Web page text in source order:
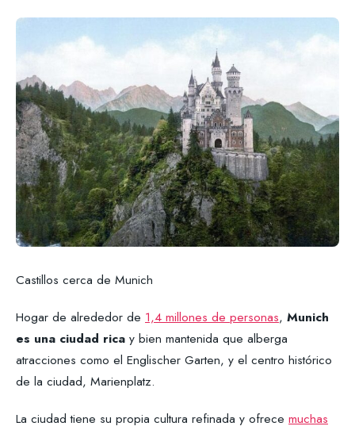
Castillos cerca de Munich
Hogar de alrededor de 1,4 millones de personas, Munich
es una ciudad rica y bien mantenida que alberga
atracciones como el Englischer Garten, y el centro histórico
de la ciudad, Marienplatz.
La ciudad tiene su propia cultura refinada y ofrece muchas